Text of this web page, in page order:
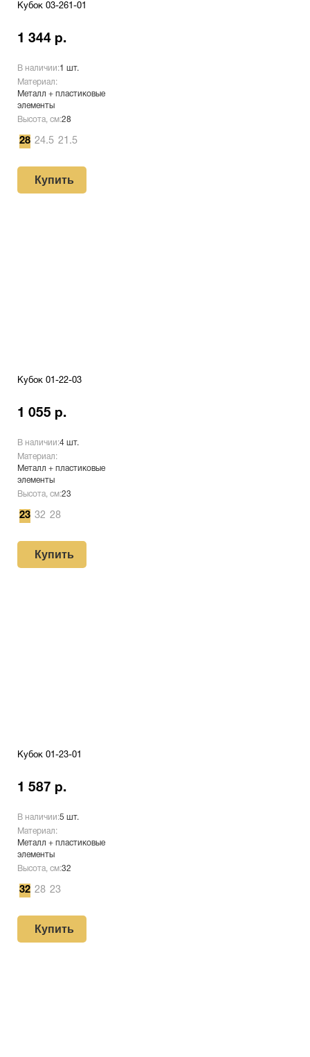
Кубок 03-261-01
1 344 р.
В наличии:1 шт.
Материал:
Металл + пластиковые
элементы
Высота, см:28
28 24.5 21.5
Купить
Кубок 01-22-03
1 055 р.
В наличии:4 шт.
Материал:
Металл + пластиковые
элементы
Высота, см:23
23 32 28
Купить
Кубок 01-23-01
1 587 р.
В наличии:5 шт.
Материал:
Металл + пластиковые
элементы
Высота, см:32
32 28 23
Купить